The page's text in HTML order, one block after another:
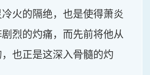
火的隔绝，也是使得萧炎
烈的灼痛，而先前将他从
也正是这深入骨髓的灼